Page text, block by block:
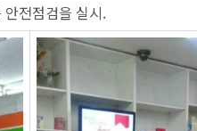
안전점검을 실시.